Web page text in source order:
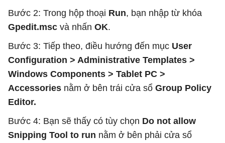
Bước 2: Trong hộp thoại Run, bạn nhập từ khóa
Gpedit.msc và nhấn OK.
Bước 3: Tiếp theo, điều hướng đến mục User
Configuration > Administrative Templates >
Windows Components > Tablet PC >
Accessories nằm ở bên trái cửa sổ Group Policy
Editor.
Bước 4: Bạn sẽ thấy có tùy chọn Do not allow
Snipping Tool to run nằm ở bên phải cửa sổ